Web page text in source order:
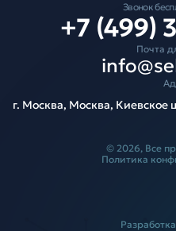
Звонок
+7 (499)
Почта
г. Москва, Москва, Киевское
© 2026, Все
Политика